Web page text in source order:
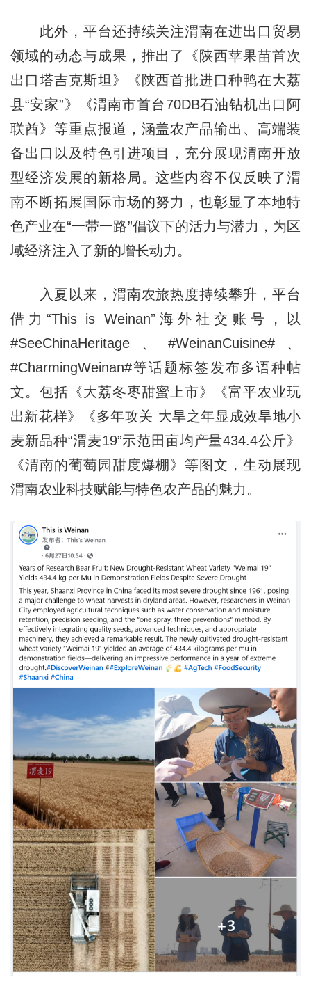
此外，平台还持续关注渭南在进出口贸易
领域的动态与成果，推出了《陕西苹果苗首次
出口塔吉克斯坦》《陕西首批进口种鸭在大荔
县“安家”》《渭南市首台70DB石油钻机出口阿
联酋》等重点报道，涵盖农产品输出、高端装
备出口以及特色引进项目，充分展现渭南开放
型经济发展的新格局。这些内容不仅反映了渭
南不断拓展国际市场的努力，也彰显了本地特
色产业在“一带一路”倡议下的活力与潜力，为区
域经济注入了新的增长动力。
入夏以来，渭南农旅热度持续攀升，平台
借力“This is Weinan”海外社交账号，以
#SeeChinaHeritage、#WeinanCuisine#、
#CharmingWeinan#等话题标签发布多语种帖
文。包括《大荔冬枣甜蜜上市》《富平农业玩
出新花样》《多年攻关 大旱之年显成效旱地小
麦新品种“渭麦19”示范田亩均产量434.4公斤》
《渭南的葡萄园甜度爆棚》等图文，生动展现
渭南农业科技赋能与特色农产品的魅力。